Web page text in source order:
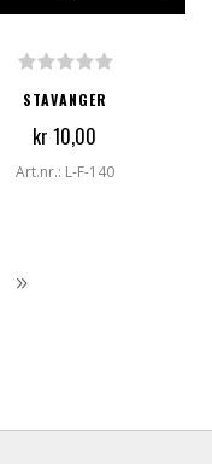
STAVANGER
kr 10,00
Art.nr.: L-F-140